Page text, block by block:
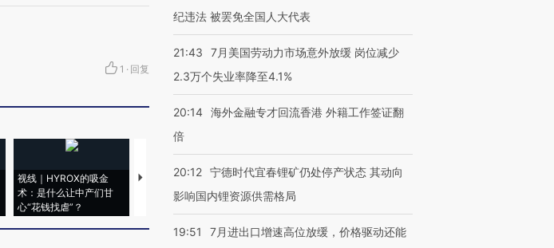
1 · 回复
视线｜HYROX的吸金
术：是什么让中产们甘
心“花钱找虐”？
马航飞行员跨国走私7万
粒摇头丸 尿检体内含3种
视线｜被称为“蟑螂”的印
度Z世代 用街头抗争将教
视线｜“入侵”还是“人道危
纪违法 被罢免全国人大代表
21:43
7月美国劳动力市场意外放缓 岗位减少
2.3万个失业率降至4.1%
20:14 海外金融专才回流香港 外籍工作签证翻
倍
20:12 宁德时代宜春锂矿仍处停产状态 其动向
影响国内锂资源供需格局
19:51
7月进出口增速高位放缓，价格驱动还能